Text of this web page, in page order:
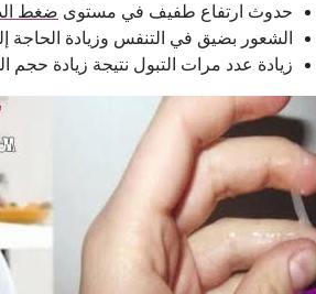
حدوث ارتفاع طفيف في مستوى ضغط
الشعور بضيق في التنفس وزيادة الحاجة
زيادة عدد مرات التبول نتيجة زيادة حجم